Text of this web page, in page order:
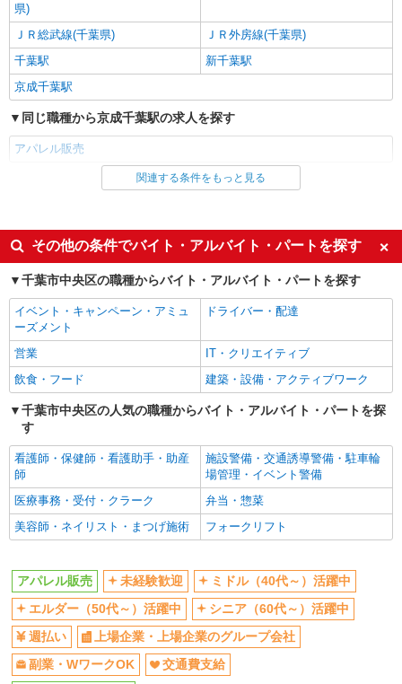
キープ 詳細を見る
派遣社員
ウノヒューマンライズ株式会社
ドイツ発・シュニール織のハンカチ・タオルブ
ランドでの販売
服飾雑貨、アパレル販売経験者1650〜1750円
て設定となります 選べる給料日＊手数料なし 【月
払い】毎月月末締め／翌月25日振込 【週払い】日
千葉そごう／千葉県千葉市中央区新町1000番
キープ 詳細を見る
派遣社員
販売スタッフ
時給1,400円〜1,500円（経験・能力による）
千葉県千葉市のそごう千葉店
キープ
パルド株式会社【kb】
時給1,450円〜1,550円（経験・能力による）
千葉県千葉市のそごう千葉店
キープ 詳細を見る
県)
ＪＲ総武線(千葉県)
ＪＲ外房線(千葉県)
千葉駅
新千葉駅
京成千葉駅
同じ職種から京成千葉駅の求人を探す
アパレル販売
同じ雇用形態から京成千葉駅の求人を探す
同じ特徴から京成千葉駅の求人を探す
未経験歓迎
ミドル（40代～）活躍中
エルダー（50代～）活躍中
シニア（60代～）活躍中
週払い
社
副業・WワークOK
交通費支給
同じ職種から求人を探す
アパレル販売
同じ特徴から求人を探す
未経験歓迎
ミドル（40代～）活躍中
上場企業・上場企業のグループ会
副業・WワークOK
交通費支給
関連する条件をもっと見る
その他の条件でバイト・アルバイト・パートを探す
千葉市中央区の職種からバイト・アルバイト・パートを探す
イベント・キャンペーン・アミュ
ーズメント
ドライバー・配達
営業
IT・クリエイティブ
飲食・フード
建築・設備・アクティブワーク
千葉市中央区の人気の職種からバイト・アルバイト・パートを探
す
看護師・保健師・看護助手・助産
師
施設警備・交通誘導警備・駐車輪
場管理・イベント警備
医療事務・受付・クラーク
弁当・惣菜
美容師・ネイリスト・まつげ施術
フォークリフト
アパレル販売 未経験歓迎
ミドル（40代～）活躍中
エルダー（50代～）活躍中
シニア（60代～）活躍中
週払い
上場企業・上場企業のグループ会社
副業・WワークOK
交通費支給